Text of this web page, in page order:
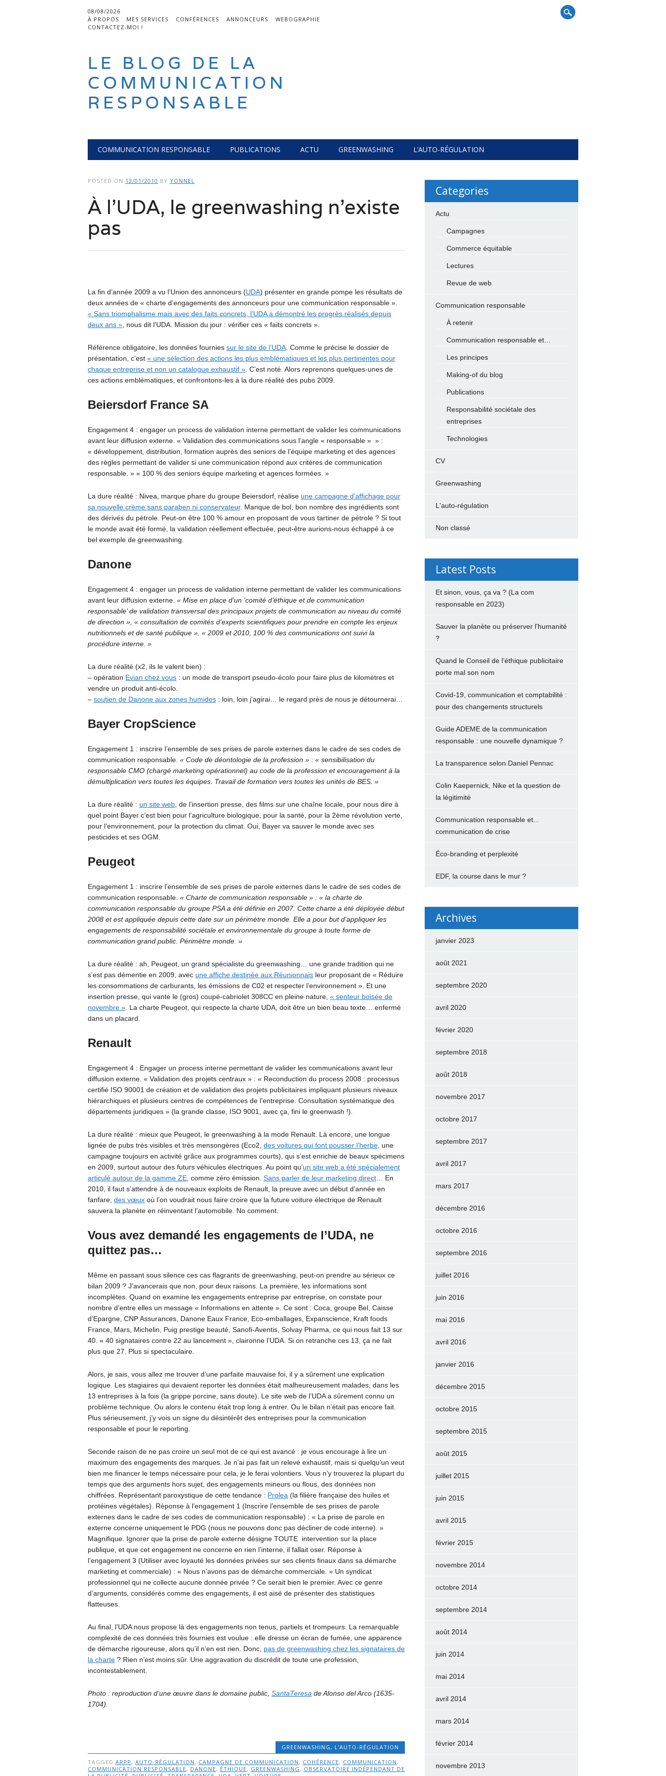
08/08/2026
À PROPOS
MES SERVICES CONFÉRENCES ANNONCEURS
WEBOGRAPHIE
CONTACTEZ-MOI !
LE BLOG DE LA
COMMUNICATION
RESPONSABLE
Main menu
COMMUNICATION RESPONSABLE PUBLICATIONS ACTU GREENWASHING L’AUTO-RÉGULATION
POSTED ON 13/01/2010 BY YONNEL
À l’UDA, le greenwashing n’existe
pas
La fin d’année 2009 a vu l’Union des annonceurs (UDA) présenter en grande pompe les résultats de
deux années de « charte d’engagements des annonceurs pour une communication responsable ».
« Sans triomphalisme mais avec des faits concrets, l’UDA a démontré les progrès réalisés depuis
deux ans », nous dit l’UDA. Mission du jour : vérifier ces « faits concrets ».
Référence obligatoire, les données fournies sur le site de l’UDA. Comme le précise le dossier de
présentation, c’est « une sélection des actions les plus emblématiques et les plus pertinentes pour
chaque entreprise et non un catalogue exhaustif ». C’est noté. Alors reprenons quelques-unes de
ces actions emblématiques, et confrontons-les à la dure réalité des pubs 2009.
Beiersdorf France SA
Engagement 4 : engager un process de validation interne permettant de valider les communications
avant leur diffusion externe. « Validation des communications sous l’angle « responsable » » :
« développement, distribution, formation auprès des seniors de l’équipe marketing et des agences
des règles permettant de valider si une communication répond aux critères de communication
responsable. » « 100 % des seniors équipe marketing et agences formées. »
La dure réalité : Nivea, marque phare du groupe Beiersdorf, réalise une campagne d’affichage pour
sa nouvelle crème sans paraben ni conservateur. Manque de bol, bon nombre des ingrédients sont
des dérivés du pétrole. Peut-on être 100 % amour en proposant de vous tartiner de pétrole ? Si tout
le monde avait été formé, la validation réellement effectuée, peut-être aurions-nous échappé à ce
bel exemple de greenwashing.
Danone
Engagement 4 : engager un process de validation interne permettant de valider les communications
avant leur diffusion externe. « Mise en place d’un ‘comité d’éthique et de communication
responsable’ de validation transversal des principaux projets de communication au niveau du comité
de direction », « consultation de comités d’experts scientifiques pour prendre en compte les enjeux
nutritionnels et de santé publique ». « 2009 et 2010, 100 % des communications ont suivi la
procédure interne. »
La dure réalité (x2, ils le valent bien) :
– opération Evian chez vous: un mode de transport pseudo-écolo pour faire plus de kilomètres et
vendre un produit anti-écolo.
– soutien de Danone aux zones humides: loin, loin j’agirai… le regard près de nous je détournerai…
Bayer CropScience
Engagement 1 : inscrire l’ensemble de ses prises de parole externes dans le cadre de ses codes de
communication responsable. « Code de déontologie de la profession »: « sensibilisation du
responsable CMO (chargé marketing opérationnel) au code de la profession et encouragement à la
démultiplication vers toutes les équipes. Travail de formation vers toutes les unités de BES. »
La dure réalité : un site web, de l’insertion presse, des films sur une chaîne locale, pour nous dire à
quel point Bayer c’est bien pour l’agriculture biologique, pour la santé, pour la 2ème révolution verte,
pour l’environnement, pour la protection du climat. Oui, Bayer va sauver le monde avec ses
pesticides et ses OGM.
Peugeot
Engagement 1 : inscrire l’ensemble de ses prises de parole externes dans le cadre de ses codes de
communication responsable. « Charte de communication responsable » : « la charte de
communication responsable du groupe PSA a été définie en 2007. Cette charte a été déployée début
2008 et est appliquée depuis cette date sur un périmètre monde. Elle a pour but d’appliquer les
engagements de responsabilité sociétale et environnementale du groupe à toute forme de
communication grand public. Périmètre monde. »
La dure réalité : ah, Peugeot, un grand spécialiste du greenwashing… une grande tradition qui ne
s’est pas démentie en 2009, avec une affiche destinée aux Réunionnaisleur proposant de « Réduire
les consommations de carburants, les émissions de C02 et respecter l’environnement ». Et une
insertion presse, qui vante le (gros) coupé-cabriolet 308CC en pleine nature, « senteur boisée de
novembre ». La charte Peugeot, qui respecte la charte UDA, doit être un bien beau texte… enfermé
dans un placard.
Renault
Engagement 4 : Engager un process interne permettant de valider les communications avant leur
diffusion externe. « Validation des projets centraux » : « Reconduction du process 2008 : processus
certifié ISO 90001 de création et de validation des projets publicitaires impliquant plusieurs niveaux
hiérarchiques et plusieurs centres de compétences de l’entreprise. Consultation systématique des
départements juridiques » (la grande classe, ISO 9001, avec ça, fini le greenwash !).
La dure réalité : mieux que Peugeot, le greenwashing à la mode Renault. Là encore, une longue
lignée de pubs très visibles et très mensongères (Eco2, des voitures qui font pousser l’herbe, une
campagne toujours en activité grâce aux programmes courts), qui s’est enrichie de beaux spécimens
en 2009, surtout autour des futurs véhicules électriques. Au point qu’un site web a été spécialement
articulé autour de la gamme ZE, comme zéro émission. Sans parler de leur marketing direct… En
2010, il faut s’attendre à de nouveaux exploits de Renault, la preuve avec un début d’année en
fanfare, des vœuxoù l’on voudrait nous faire croire que la future voiture électrique de Renault
sauvera la planète en réinventant l’automobile. No comment.
Vous avez demandé les engagements de l’UDA, ne
quittez pas…
Même en passant sous silence ces cas flagrants de greenwashing, peut-on prendre au sérieux ce
bilan 2009 ? J’avancerais que non, pour deux raisons. La première, les informations sont
incomplètes. Quand on examine les engagements entreprise par entreprise, on constate pour
nombre d’entre elles un message « Informations en attente ». Ce sont : Coca, groupe Bel, Caisse
d’Epargne, CNP Assurances, Danone Eaux France, Eco-emballages, Expanscience, Kraft foods
France, Mars, Michelin, Puig prestige beauté, Sanofi-Aventis, Solvay Pharma, ce qui nous fait 13 sur
40. « 40 signataires contre 22 au lancement », claironne l’UDA. Si on retranche ces 13, ça ne fait
plus que 27. Plus si spectaculaire.
Alors, je sais, vous allez me trouver d’une parfaite mauvaise foi, il y a sûrement une explication
logique. Les stagiaires qui devaient reporter les données était malheureusement malades, dans les
13 entreprises à la fois (la grippe porcine, sans doute). Le site web de l’UDA a sûrement connu un
problème technique. Ou alors le contenu était trop long à entrer. Ou le bilan n’était pas encore fait.
Plus sérieusement, j’y vois un signe du désintérêt des entreprises pour la communication
responsable et pour le reporting.
Seconde raison de ne pas croire un seul mot de ce qui est avancé : je vous encourage à lire un
maximum des engagements des marques. Je n’ai pas fait un relevé exhaustif, mais si quelqu’un veut
bien me financer le temps nécessaire pour cela, je le ferai volontiers. Vous n’y trouverez la plupart du
temps que des arguments hors sujet, des engagements mineurs ou flous, des données non
chiffrées. Représentant paroxystique de cette tendance : Prolea (la filière française des huiles et
protéines végétales). Réponse à l’engagement 1 (Inscrire l’ensemble de ses prises de parole
externes dans le cadre de ses codes de communication responsable) : « La prise de parole en
externe concerne uniquement le PDG (nous ne pouvons donc pas décliner de code interne). »
Magnifique. Ignorer que la prise de parole externe désigne TOUTE intervention sur la place
publique, et que cet engagement ne concerne en rien l’interne, il fallait oser. Réponse à
l’engagement 3 (Utiliser avec loyauté les données privées sur ses clients finaux dans sa démarche
marketing et commerciale) : « Nous n’avons pas de démarche commerciale. » Un syndicat
professionnel qui ne collecte aucune donnée privée ? Ce serait bien le premier. Avec ce genre
d’arguments, considérés comme des engagements, il est aisé de présenter des statistiques
flatteuses.
Au final, l’UDA nous propose là des engagements non tenus, partiels et trompeurs. La remarquable
complexité de ces données très fournies est voulue : elle dresse un écran de fumée, une apparence
de démarche rigoureuse, alors qu’il n’en est rien. Donc, pas de greenwashing chez les signataires de
la charte? Rien n’est moins sûr. Une aggravation du discrédit de toute une profession,
incontestablement.
Photo : reproduction d’une œuvre dans le domaine public, SantaTeresa de Alonso del Arco (1635-
1704).
GREENWASHING, L'AUTO-RÉGULATION
TAGGED ARPP , AUTO-RÉGULATION , CAMPAGNE DE COMMUNICATION , COHÉRENCE, COMMUNICATION ,
COMMUNICATION RESPONSABLE, DANONE, ÉTHIQUE, GREENWASHING , OBSERVATOIRE INDÉPENDANT DE
Categories
Actu
Campagnes
Commerce équitable
Lectures
Revue de web
Communication responsable
À retenir
Communication responsable et…
Les principes
Making-of du blog
Publications
Responsabilité sociétale des
entreprises
Technologies
CV
Greenwashing
L'auto-régulation
Non classé
Latest Posts
Et sinon, vous, ça va ? (La com
responsable en 2023)
Sauver la planète ou préserver l'humanité
?
Quand le Conseil de l’éthique publicitaire
porte mal son nom
Covid-19, communication et comptabilité :
pour des changements structurels
Guide ADEME de la communication
responsable : une nouvelle dynamique ?
La transparence selon Daniel Pennac
Colin Kaepernick, Nike et la question de
la légitimité
Communication responsable et...
communication de crise
Éco-branding et perplexité
EDF, la course dans le mur ?
Archives
janvier 2023
août 2021
septembre 2020
avril 2020
février 2020
septembre 2018
août 2018
novembre 2017
octobre 2017
septembre 2017
avril 2017
mars 2017
décembre 2016
octobre 2016
septembre 2016
juillet 2016
juin 2016
mai 2016
avril 2016
janvier 2016
décembre 2015
octobre 2015
septembre 2015
août 2015
juillet 2015
juin 2015
avril 2015
février 2015
novembre 2014
octobre 2014
septembre 2014
août 2014
juin 2014
mai 2014
avril 2014
mars 2014
février 2014
novembre 2013